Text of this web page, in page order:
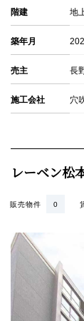
階建 地
築年月
売主 長
施工会社 穴
レーベン松
販売物件 0